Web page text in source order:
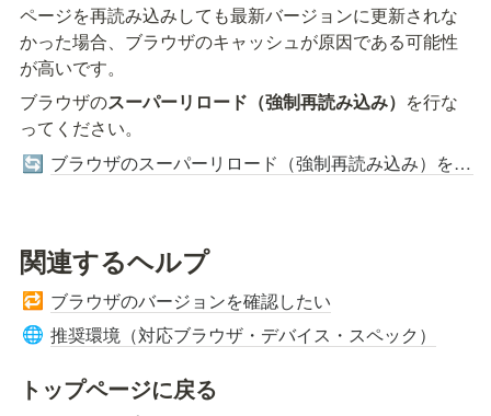
ページを再読み込みしても最新バージョンに更新されな
かった場合、ブラウザのキャッシュが原因である可能性
が高いです。
ブラウザのスーパーリロード（強制再読み込み） を行な
ってください。
🔄 ブラウザのスーパーリロード（強制再読み込み）をする
関連するヘルプ
🔁 ブラウザのバージョンを確認したい
🌐 推奨環境（対応ブラウザ・デバイス・スペック）
トップページに戻る